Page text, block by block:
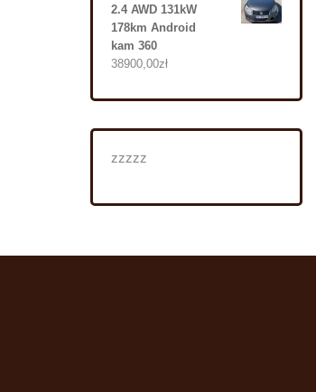
2.4 AWD 131kW
178km Android
kam 360
38900,00zł
zzzzz